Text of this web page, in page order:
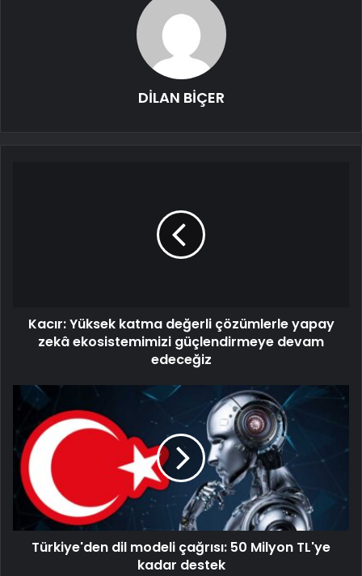
DİLAN BİÇER
Kacır: Yüksek katma değerli çözümlerle yapay
zekâ ekosistemimizi güçlendirmeye devam
edeceğiz
Türkiye'den dil modeli çağrısı: 50 Milyon TL'ye
kadar destek